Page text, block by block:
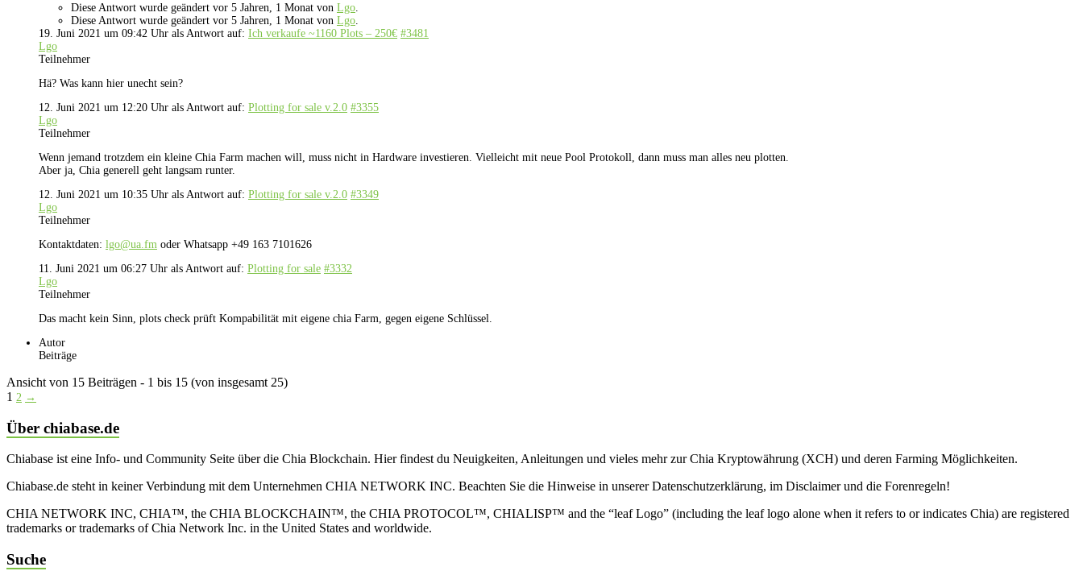
Diese Antwort wurde geändert vor 5 Jahren, 1 Monat von Lgo
Diese Antwort wurde geändert vor 5 Jahren, 1 Monat von Lgo
19. Juni 2021 um 09:42 Uhr als Antwort auf: Ich verkaufe ~1160 Plots – 250€ #3481
Lgo
Teilnehmer
Hä? Was kann hier unecht sein?
12. Juni 2021 um 12:20 Uhr als Antwort auf: Plotting for sale v.2.0 #3355
Lgo
Teilnehmer
Wenn jemand trotzdem ein kleine Chia Farm machen will, muss nicht in Hardware investieren. Vielleicht mit neue Pool Protokoll, dann muss man alles neu plotten.
Aber ja, Chia generell geht langsam runter.
12. Juni 2021 um 10:35 Uhr als Antwort auf: Plotting for sale v.2.0 #3349
Lgo
Teilnehmer
Kontaktdaten: lgo@ua.fm oder Whatsapp +49 163 7101626
11. Juni 2021 um 06:27 Uhr als Antwort auf: Plotting for sale #3332
Lgo
Teilnehmer
Das macht kein Sinn, plots check prüft Kompabilität mit eigene chia Farm, gegen eigene Schlüssel.
Autor
Beiträge
Ansicht von 15 Beiträgen - 1 bis 15 (von insgesamt 25)
1 2 →
Über chiabase.de
Chiabase ist eine Info- und Community Seite über die Chia Blockchain. Hier findest du Neuigkeiten, Anleitungen und vieles mehr zur Chia Kryptowährung (XCH) und deren Farming Möglichkeiten.
Chiabase.de steht in keiner Verbindung mit dem Unternehmen CHIA NETWORK INC. Beachten Sie die Hinweise in unserer Datenschutzerklärung, im Disclaimer und die Forenregeln!
CHIA NETWORK INC, CHIA™, the CHIA BLOCKCHAIN™, the CHIA PROTOCOL™, CHIALISP™ and the “leaf Logo” (including the leaf logo alone when it refers to or indicates Chia) are registered
trademarks or trademarks of Chia Network Inc. in the United States and worldwide.
Suche